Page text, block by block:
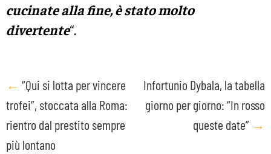
cucinate alla fine, è stato molto
divertente“.
Post
navigation
← “Qui si lotta per vincere
trofei”, stoccata alla Roma:
rientro dal prestito sempre
più lontano
Infortunio Dybala, la tabella
giorno per giorno: “In rosso
queste date” →